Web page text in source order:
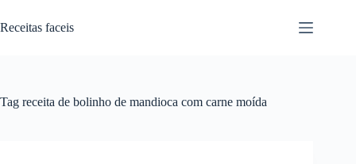
para
o
Receitas faceis
Tag receita de bolinho de mandioca com carne moída